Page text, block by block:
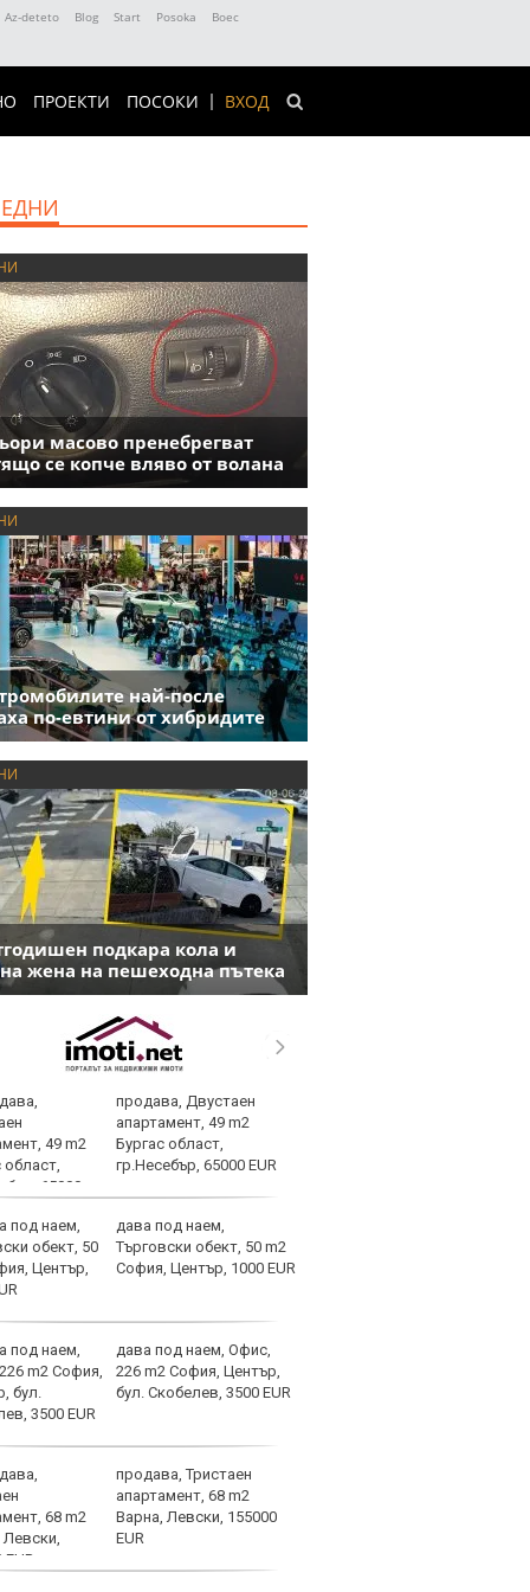
Az-deteto Blog Start Posoka
Boec
ВХОД
ПРОЕКТИ ПОСОКИ
масово пренебрегват
се копче вляво от волана
най-после
по-евтини от хибридите
подкара кола и
жена на пешеходна пътека
продава, Двустаен
апартамент, 49 m2
Бургас област,
гр.Несебър, 65000 EUR
дава под наем,
Търговски обект, 50 m2
София, Център, 1000 EUR
дава под наем, Офис,
226 m2 София, Център,
бул. Скобелев, 3500 EUR
продава, Тристаен
апартамент, 68 m2
Варна, Левски, 155000
EUR